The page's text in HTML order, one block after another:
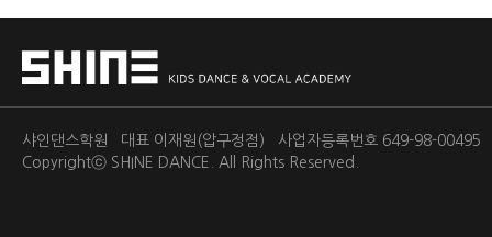
샤인댄스학원 대표 이재원(압구정점) 사업자등록번호 649-98-
Copyrightⓒ SHINE DANCE. All Rights Reserved.